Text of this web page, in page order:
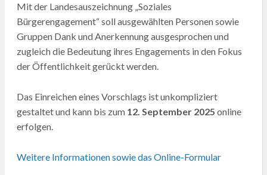
Mit der Landesauszeichnung „Soziales
Bürgerengagement“ soll ausgewählten Personen sowie
Gruppen Dank und Anerkennung ausgesprochen und
zugleich die Bedeutung ihres Engagements in den Fokus
der Öffentlichkeit gerückt werden.
Das Einreichen eines Vorschlags ist unkompliziert
gestaltet und kann bis zum 12. September 2025 online
erfolgen.
Weitere Informationen sowie das Online-Formular